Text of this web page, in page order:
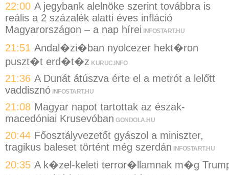
22:00 A jegybank alelnöke szerint továbbra is
reális a 2 százalék alatti éves infláció
Magyarországon – a nap hírei
INFOSTART.HU
21:51 Andal�zi�ban nyolcezer hekt�ron
puszt�t erd�t�z KURUC.INFO
21:36 A Dunát átúszva érte el a metrót a lelőtt
vaddisznó INFOSTART.HU
21:08 Magyar napot tartottak az észak-
macedóniai Krusevóban GONDOLA.HU
20:44 Főosztályvezetőt gyászol a miniszter,
tragikus baleset történt még szerdán INFOSTART.HU
20:35 A k�zel-keleti terror�llamnak m�g